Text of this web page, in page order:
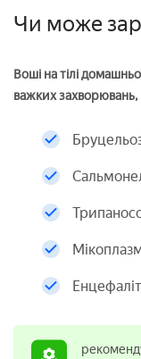
Чи може
Воші на тілі
важких захворювань,